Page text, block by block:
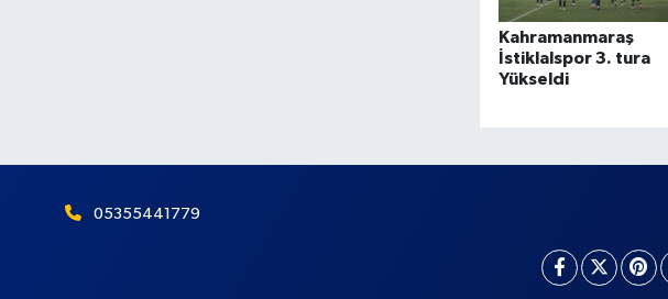
Kahramanmaraş
İstiklalspor 3. tura
Yükseldi
05355441779